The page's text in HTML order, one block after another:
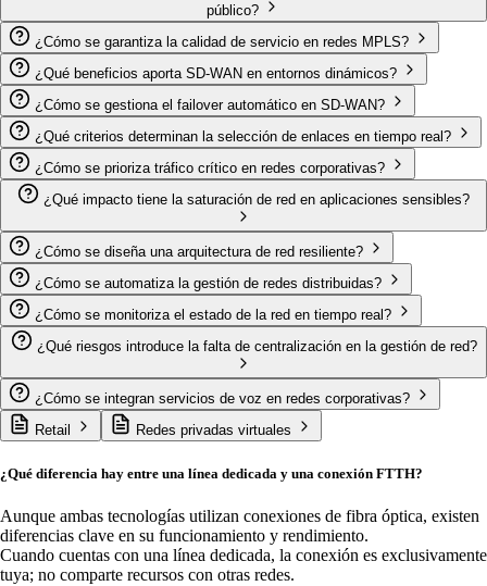
público?
¿Cómo se garantiza la calidad de servicio en redes MPLS?
¿Qué beneficios aporta SD-WAN en entornos dinámicos?
¿Cómo se gestiona el failover automático en SD-WAN?
¿Qué criterios determinan la selección de enlaces en tiempo real?
¿Cómo se prioriza tráfico crítico en redes corporativas?
¿Qué impacto tiene la saturación de red en aplicaciones sensibles?
¿Cómo se diseña una arquitectura de red resiliente?
¿Cómo se automatiza la gestión de redes distribuidas?
¿Cómo se monitoriza el estado de la red en tiempo real?
¿Qué riesgos introduce la falta de centralización en la gestión de red?
¿Cómo se integran servicios de voz en redes corporativas?
Retail
Redes privadas virtuales
¿Qué diferencia hay entre una línea dedicada y una conexión FTTH?
Aunque ambas tecnologías utilizan conexiones de fibra óptica, existen
diferencias clave en su funcionamiento y rendimiento.
Cuando cuentas con una línea dedicada, la conexión es exclusivamente
tuya; no comparte recursos con otras redes.